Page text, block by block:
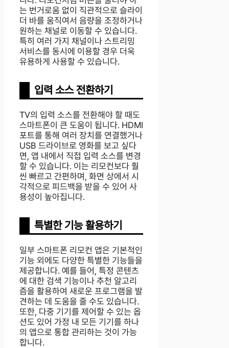
는 번거로움 없이 직관적으로 슬라이
더 바를 움직여서 음량을 조정하거나
원하는 채널로 이동할 수 있습니다.
특히 여러 가지 채널이나 스트리밍
서비스를 동시에 이용할 경우 더욱
유용하게 사용할 수 있습니다.
입력 소스 전환하기
TV의 입력 소스를 전환해야 할 때도
스마트폰이 큰 도움이 됩니다. HDMI
포트를 통해 여러 장치를 연결했거나
USB 드라이브로 영화를 보고 싶다
면, 앱 내에서 직접 입력 소스를 변경
할 수 있습니다. 이는 리모컨보다 훨
씬 빠르고 간편하며, 화면 상에서 시
각적으로 피드백을 받을 수 있어 사
용성이 높아집니다.
특별한 기능 활용하기
일부 스마트폰 리모컨 앱은 기본적인
기능 외에도 다양한 특별한 기능들을
제공합니다. 예를 들어, 특정 콘텐츠
에 대한 검색 기능이나 추천 알고리
즘을 활용하여 새로운 프로그램을 발
견하는 데 도움을 줄 수도 있습니다.
또한, 다중 기기를 제어할 수 있는 옵
션도 있어 가정 내 모든 기기를 하나
의 앱으로 통합 관리하는 것이 가능
합니다.